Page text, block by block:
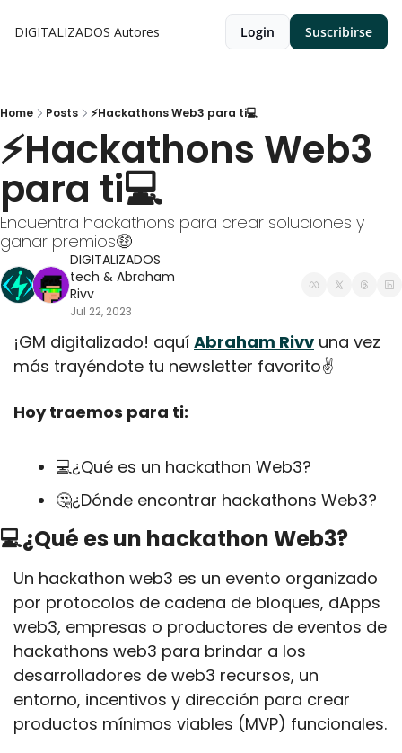
DIGITALIZADOS Autores Login Suscribirse
Home Posts ⚡Hackathons Web3 para ti💻
⚡Hackathons Web3
para ti💻
Encuentra hackathons para crear soluciones y
ganar premios🤑
DIGITALIZADOS
tech & Abraham
Rivv
Jul 22, 2023
¡GM digitalizado! aquí Abraham Rivv una vez
más trayéndote tu newsletter favorito✌️
Hoy traemos para ti:
💻¿Qué es un hackathon Web3?
🤔¿Dónde encontrar hackathons Web3?
💻¿Qué es un hackathon Web3?
Un hackathon web3 es un evento organizado
por protocolos de cadena de bloques, dApps
web3, empresas o productores de eventos de
hackathons web3 para brindar a los
desarrolladores de web3 recursos, un
entorno, incentivos y dirección para crear
productos mínimos viables (MVP) funcionales.